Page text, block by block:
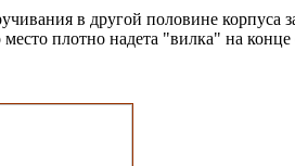
в другой половине корпуса
плотно надета "вилка" на конце